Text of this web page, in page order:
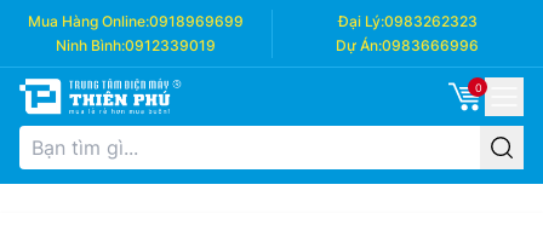
Mua Hàng Online:0918969699 Đại Lý:0983262323
Ninh Bình:0912339019 Dự Án:0983666996
0